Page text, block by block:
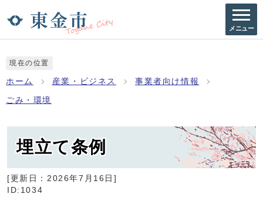
メニュー
現在の位置
ホーム 産業・ビジネス 事業者向け情報
ごみ・環境
埋立て条例
[更新日： 2026年7月16日 ]
ID:1034